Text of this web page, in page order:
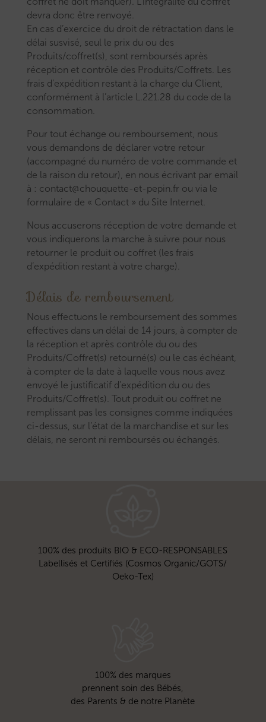
devra donc être renvoyé.
En cas d’exercice du droit de rétractation dans le
délai susvisé, seul le prix du ou des
Produits/coffret(s), sont remboursés après
réception et contrôle des Produits/Coffrets. Les
frais d’expédition restant à la charge du Client,
conformément à l’article L.221.28 du code de la
consommation.
Pour tout échange ou remboursement, nous
vous demandons de déclarer votre retour
(accompagné du numéro de votre commande et
de la raison du retour), en nous écrivant par email
à : contact@chouquette-et-pepin.fr ou via le
formulaire de « Contact » du Site Internet.
Nous accuserons réception de votre demande et
vous indiquerons la marche à suivre pour nous
retourner le produit ou coffret (les frais
d’expédition restant à votre charge).
Délais de remboursement
Nous effectuons le remboursement des sommes
effectives dans un délai de 14 jours, à compter de
la réception et après contrôle du ou des
Produits/Coffret(s) retourné(s) ou le cas échéant,
à compter de la date à laquelle vous nous avez
envoyé le justificatif d’expédition du ou des
Produits/Coffret(s). Tout produit ou coffret ne
remplissant pas les consignes comme indiquées
ci-dessus, sur l’état de la marchandise et sur les
délais, ne seront ni remboursés ou échangés.
100% des produits BIO & ECO-RESPONSABLES
Labellisés et Certifiés (Cosmos Organic/GOTS/
Oeko-Tex)
100% des marques
prennent soin des Bébés,
des Parents & de notre Planète